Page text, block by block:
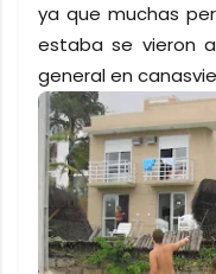
ya que muchas
estaba se vieron
general en